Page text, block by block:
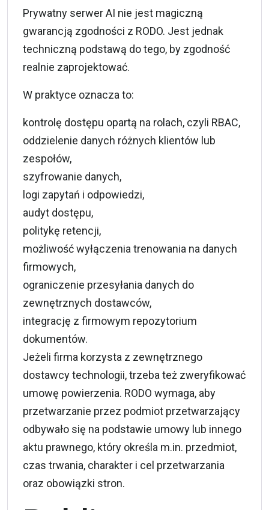
Prywatny serwer AI nie jest magiczną
gwarancją zgodności z RODO. Jest jednak
techniczną podstawą do tego, by zgodność
realnie zaprojektować.
W praktyce oznacza to:
kontrolę dostępu opartą na rolach, czyli RBAC,
oddzielenie danych różnych klientów lub
zespołów,
szyfrowanie danych,
logi zapytań i odpowiedzi,
audyt dostępu,
politykę retencji,
możliwość wyłączenia trenowania na danych
firmowych,
ograniczenie przesyłania danych do
zewnętrznych dostawców,
integrację z firmowym repozytorium
dokumentów.
Jeżeli firma korzysta z zewnętrznego
dostawcy technologii, trzeba też zweryfikować
umowę powierzenia. RODO wymaga, aby
przetwarzanie przez podmiot przetwarzający
odbywało się na podstawie umowy lub innego
aktu prawnego, który określa m.in. przedmiot,
czas trwania, charakter i cel przetwarzania
oraz obowiązki stron.